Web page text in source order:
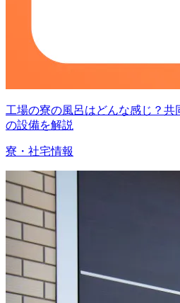
工場の寮の風呂はどんな感じ？共
の設備を解説
寮・社宅情報